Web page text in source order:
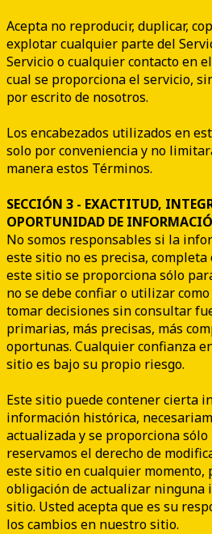
Acepta no reproducir, duplicar,
explotar cualquier parte del
Servicio o cualquier contacto en
cual se proporciona el servicio,
por escrito de nosotros.
Los encabezados utilizados en
solo por conveniencia y no
manera estos Términos.
SECCIÓN 3 - EXACTITUD,
OPORTUNIDAD DE
No somos responsables si la
este sitio no es precisa,
este sitio se proporciona sólo
no se debe confiar o utilizar
tomar decisiones sin consultar
primarias, más precisas, más
oportunas. Cualquier confianza
sitio es bajo su propio riesgo.
Este sitio puede contener cierta
información histórica,
actualizada y se proporciona
reservamos el derecho de
este sitio en cualquier momento,
obligación de actualizar ninguna
sitio. Usted acepta que es su
los cambios en nuestro sitio.